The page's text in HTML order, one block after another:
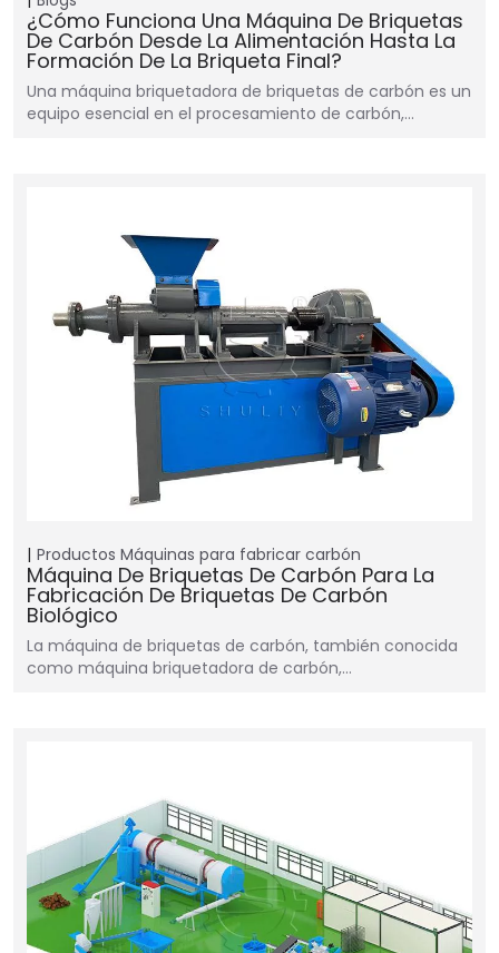
¿Cómo Funciona Una Máquina De Briquetas
De Carbón Desde La Alimentación Hasta La
Formación De La Briqueta Final?
Una máquina briquetadora de briquetas de carbón es un
equipo esencial en el procesamiento de carbón,…
Productos Máquinas para fabricar carbón
Máquina De Briquetas De Carbón Para La
Fabricación De Briquetas De Carbón
Biológico
La máquina de briquetas de carbón, también conocida
como máquina briquetadora de carbón,…